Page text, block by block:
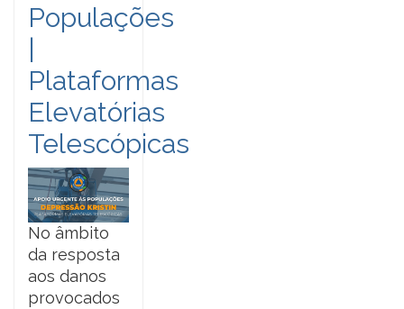
Populações
Plataformas
Elevatórias
Telescópicas
No âmbito
da resposta
aos danos
provocados